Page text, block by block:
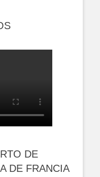
DE
DE FRANCIA